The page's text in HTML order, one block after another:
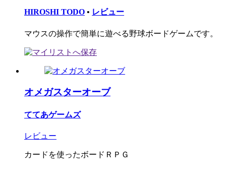
HIROSHI TODO • レビュー
マウスの操作で簡単に遊べる野球ボードゲームです。
オメガスターオーブ
ててあゲームズ
レビュー
カードを使ったボードＲＰＧ